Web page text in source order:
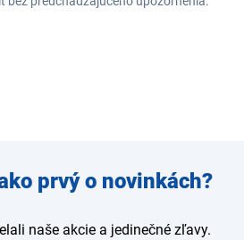
prvý o novinkách?
naše akcie a jedinečné zľavy.